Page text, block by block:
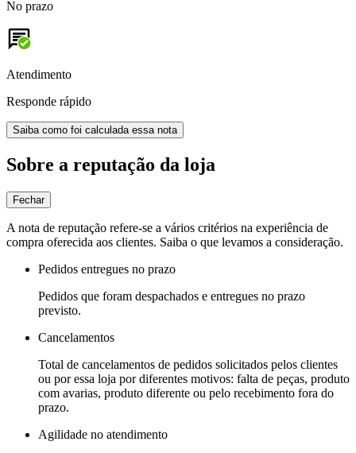
No prazo
Atendimento
Responde rápido
Saiba como foi calculada essa nota
Sobre a reputação da loja
Fechar
A nota de reputação refere-se a vários critérios na experiência de
compra oferecida aos clientes. Saiba o que levamos a consideração.
Pedidos entregues no prazo
Pedidos que foram despachados e entregues no prazo
previsto.
Cancelamentos
Total de cancelamentos de pedidos solicitados pelos clientes
ou por essa loja por diferentes motivos: falta de peças, produto
com avarias, produto diferente ou pelo recebimento fora do
prazo.
Agilidade no atendimento